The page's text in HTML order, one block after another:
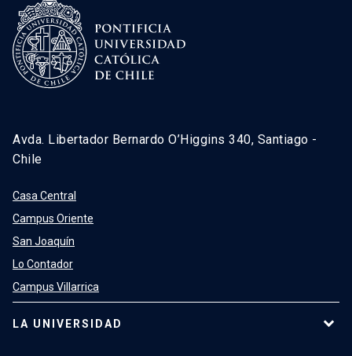
Avda. Libertador Bernardo O’Higgins 340, Santiago -
Chile
Casa Central
Campus Oriente
San Joaquín
Lo Contador
Campus Villarrica
LA UNIVERSIDAD